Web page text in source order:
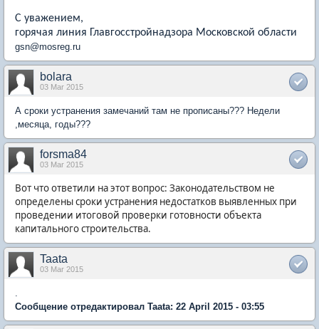
С уважением,
горячая линия Главгосстройнадзора Московской области
gsn@mosreg.ru
bolara
03 Mar 2015
А сроки устранения замечаний там не прописаны??? Недели
,месяца, годы???
forsma84
03 Mar 2015
Вот что ответили на этот вопрос: Законодательством не
определены сроки устранения недостатков выявленных при
проведении итоговой проверки готовности объекта
капитального строительства.
Taata
03 Mar 2015
Сообщение отредактировал Taata: 22 April 2015 - 03:55